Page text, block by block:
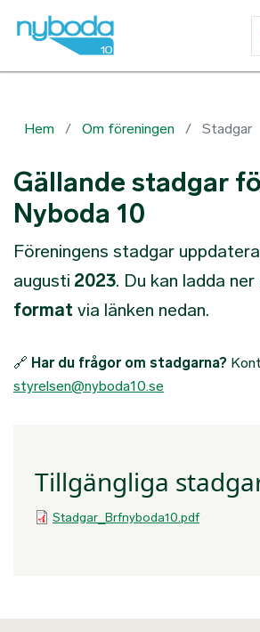
Hem Om föreningen Stadgar
Gällande stadgar
Nyboda 10
Föreningens stadgar
augusti 2023. Du kan ladda ner
format via länken nedan.
🔗 Har du frågor om stadgarna?
styrelsen@nyboda10.se
Tillgängliga
Stadgar_Brfnyboda10.pdf